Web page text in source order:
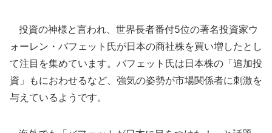
投資の神様と言われ、世界長者番付5位の著名投資家ウ
ォーレン・バフェット氏が日本の商社株を買い増したとし
て注目を集めています。バフェット氏は日本株の「追加投
資」もにおわせるなど、強気の姿勢が市場関係者に刺激を
与えているようです。